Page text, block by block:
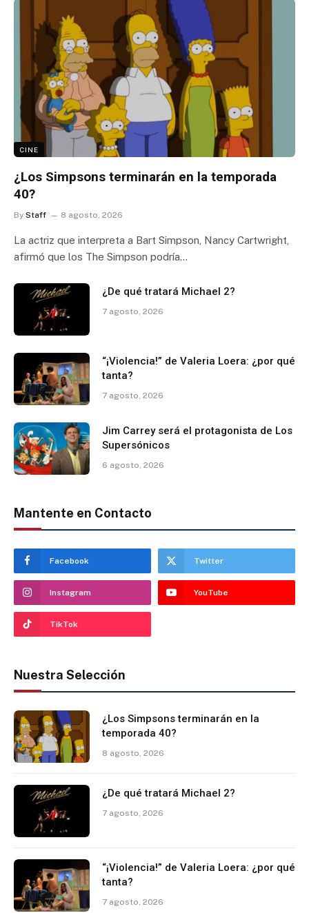
CINE
¿Los Simpsons terminarán en la temporada
40?
By Staff 8 agosto, 2026
La actriz que interpreta a Bart Simpson, Nancy Cartwright,
afirmó que los The Simpson podría…
¿De qué tratará Michael 2?
7 agosto, 2026
“¡Violencia!” de Valeria Loera: ¿por qué
tanta?
7 agosto, 2026
Jim Carrey será el protagonista de Los
Supersónicos
6 agosto, 2026
Mantente en Contacto
Facebook Twitter
Instagram YouTube
TikTok
Nuestra Selección
¿Los Simpsons terminarán en la
temporada 40?
8 agosto, 2026
¿De qué tratará Michael 2?
7 agosto, 2026
“¡Violencia!” de Valeria Loera: ¿por qué
tanta?
7 agosto, 2026